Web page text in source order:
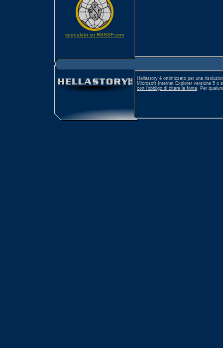
segnalato su RSSSF.com
Hellastory è ottimizzato per una
Microsoft Internet Explorer versione 5 o
con l'obbligo di citare la fonte. Per